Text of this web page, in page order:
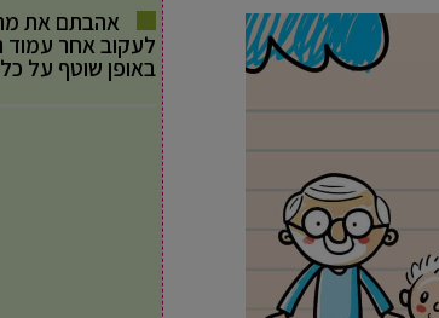
אהבתם את
לעקוב אחר עמוד
באופן שוטף על